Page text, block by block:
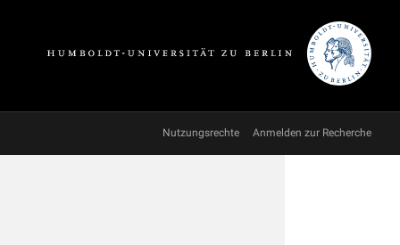
Nutzungsrechte Anmelden zur Recherche